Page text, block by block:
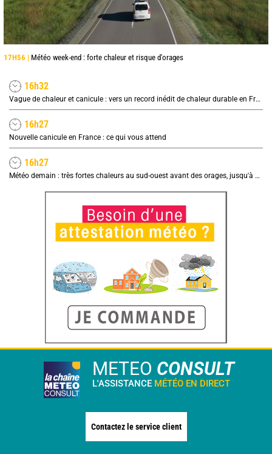
17H56 | Météo week-end : forte chaleur et risque d'orages
16h32
Vague de chaleur et canicule : vers un record inédit de chaleur durable en France
16h27
Nouvelle canicule en France : ce qui vous attend
16h27
Météo demain : très fortes chaleurs au sud-ouest avant des orages, jusqu'à 39°C
METEO CONSULT
L'ASSISTANCE MÉTÉO EN DIRECT
Contactez le service client